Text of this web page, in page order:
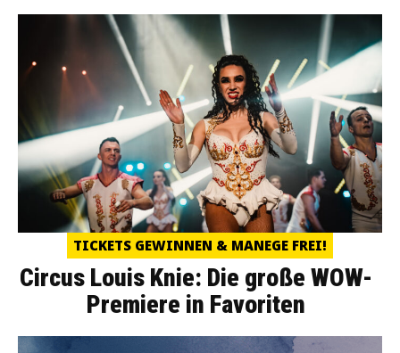
TICKETS GEWINNEN & MANEGE FREI!
Circus Louis Knie: Die große WOW-
Premiere in Favoriten